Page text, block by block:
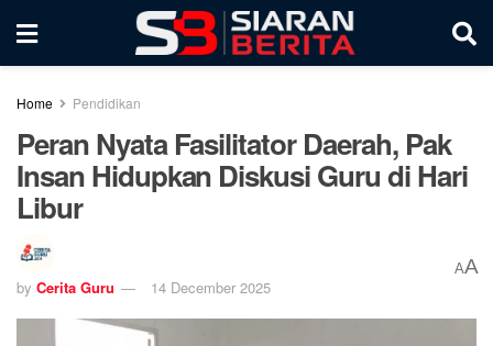
Home Pendidikan
Peran Nyata Fasilitator Daerah, Pak
Insan Hidupkan Diskusi Guru di Hari
Libur
by Cerita Guru 14 December 2025
AA